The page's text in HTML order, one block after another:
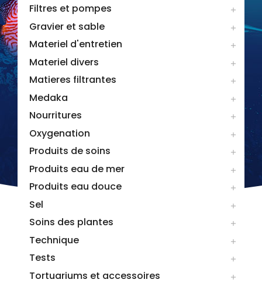
Filtres et pompes 
Gravier et sable 
Materiel d'entretien 
Materiel divers 
Matieres filtrantes 
Medaka 
Nourritures 
Oxygenation 
Produits de soins 
Produits eau de mer 
Produits eau douce 
Sel 
Soins des plantes 
Technique 
Tests 
Tortuariums et accessoires 